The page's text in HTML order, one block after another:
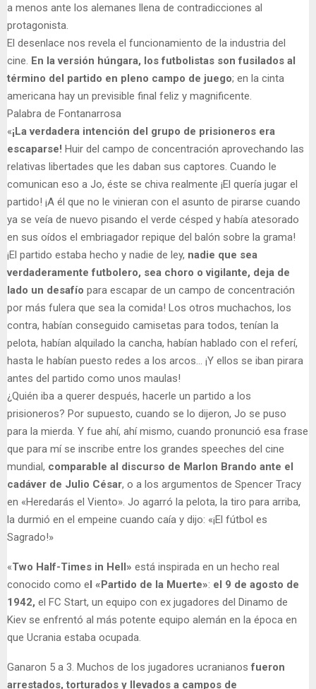
a menos ante los alemanes llena de contradicciones al
protagonista.
El desenlace nos revela el funcionamiento de la industria del
cine. En la versión húngara, los futbolistas son fusilados al
término del partido en pleno campo de juego; en la cinta
americana hay un previsible final feliz y magnificente.
Palabra de Fontanarrosa
«¡La verdadera intención del grupo de prisioneros era
escaparse! Huir del campo de concentración aprovechando las
relativas libertades que les daban sus captores. Cuando le
comunican eso a Jo, éste se chiva realmente ¡El quería jugar el
partido! ¡A él que no le vinieran con el asunto de pirarse cuando
ya se veía de nuevo pisando el verde césped y había atesorado
en sus oídos el embriagador repique del balón sobre la grama!
¡El partido estaba hecho y nadie de ley, nadie que sea
verdaderamente futbolero, sea choro o vigilante, deja de
lado un desafío para escapar de un campo de concentración
por más fulera que sea la comida! Los otros muchachos, los
contra, habían conseguido camisetas para todos, tenían la
pelota, habían alquilado la cancha, habían hablado con el referí,
hasta le habían puesto redes a los arcos… ¡Y ellos se iban pirara
antes del partido como unos maulas!
¿Quién iba a querer después, hacerle un partido a los
prisioneros? Por supuesto, cuando se lo dijeron, Jo se puso
para la mierda. Y fue ahí, ahí mismo, cuando pronunció esa frase
que para mí se inscribe entre los grandes speeches del cine
mundial, comparable al discurso de Marlon Brando ante el
cadáver de Julio César, o a los argumentos de Spencer Tracy
en «Heredarás el Viento». Jo agarró la pelota, la tiro para arriba,
la durmió en el empeine cuando caía y dijo: «¡El fútbol es
Sagrado!»
«Two Half-Times in Hell» está inspirada en un hecho real
conocido como el «Partido de la Muerte»: el 9 de agosto de
1942, el FC Start, un equipo con ex jugadores del Dinamo de
Kiev se enfrentó al más potente equipo alemán en la época en
que Ucrania estaba ocupada.
Ganaron 5 a 3. Muchos de los jugadores ucranianosfueron
arrestados, torturados y llevados a campos de